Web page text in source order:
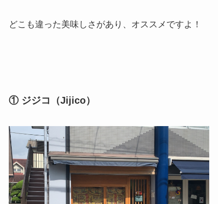
どこも違った美味しさがあり、オススメですよ！
① ジジコ（Jijico）